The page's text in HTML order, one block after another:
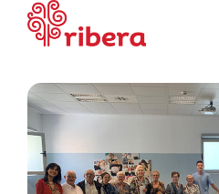
Saltar
contenido